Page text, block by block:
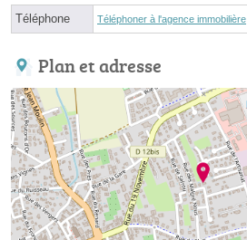
Téléphone Téléphoner à l'agence immobilière
Plan et adresse